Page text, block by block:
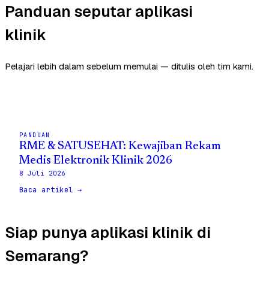
Panduan seputar aplikasi
klinik
Pelajari lebih dalam sebelum memulai — ditulis oleh tim kami.
PANDUAN
RME & SATUSEHAT: Kewajiban Rekam
Medis Elektronik Klinik 2026
8 Juli 2026
Baca artikel →
Siap punya aplikasi klinik di
Semarang?